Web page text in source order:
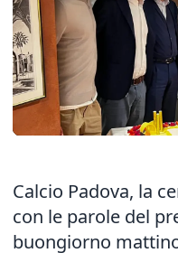
Calcio Padova, la
con le parole del
buongiorno